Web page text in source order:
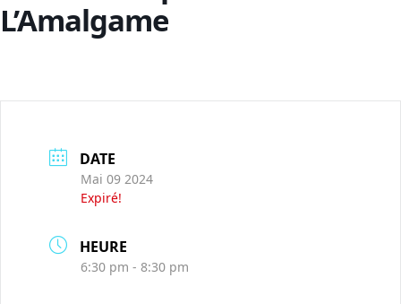
L’Amalgame
DATE
Mai 09 2024
Expiré!
HEURE
6:30 pm - 8:30 pm